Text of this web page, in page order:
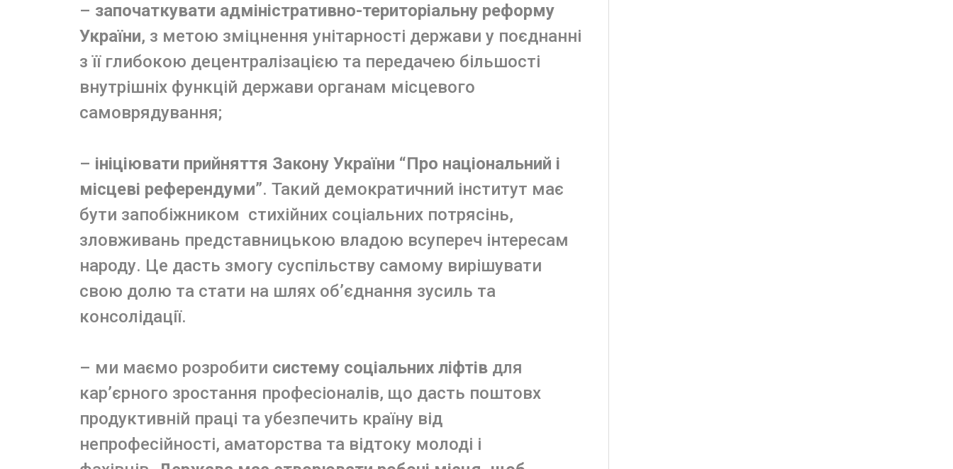
– започаткувати адміністративно-територіальну реформу
України, з метою зміцнення унітарності держави у поєднанні
з її глибокою децентралізацією та передачею більшості
внутрішніх функцій держави органам місцевого
самоврядування;
– ініціювати прийняття Закону України “Про національний і
місцеві референдуми”. Такий демократичний інститут має
бути запобіжником стихійних соціальних потрясінь,
зловживань представницькою владою всупереч інтересам
народу. Це дасть змогу суспільству самому вирішувати
свою долю та стати на шлях об’єднання зусиль та
консолідації.
– ми маємо розробити систему соціальних ліфтів для
кар’єрного зростання професіоналів, що дасть поштовх
продуктивній праці та убезпечить країну від
непрофесійності, аматорства та відтоку молоді і